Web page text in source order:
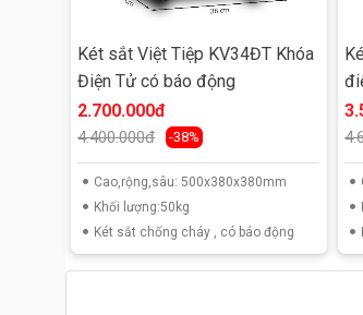
Két sắt Việt Tiệp KV34ĐT Khóa
Điện Tử có báo động
2.700.000đ
4.400.000đ -38%
Cao,rộng,sâu: 500x380x380mm
Khối lượng:50kg
Két sắt chống cháy , có báo động